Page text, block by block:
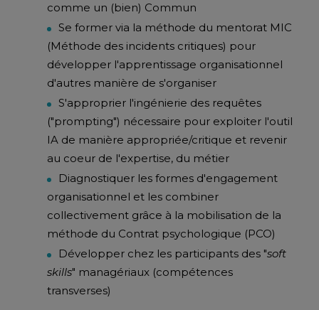
comme un (bien) Commun
Se former via la méthode du mentorat MIC
(Méthode des incidents critiques) pour
développer l'apprentissage organisationnel
d'autres manière de s'organiser
S'approprier l'ingénierie des requêtes
("prompting") nécessaire pour exploiter l'outil
IA de manière appropriée/critique et revenir
au coeur de l'expertise, du métier
Diagnostiquer les formes d'engagement
organisationnel et les combiner
collectivement grâce à la mobilisation de la
méthode du Contrat psychologique (PCO)
Développer chez les participants des "soft
skills" managériaux (compétences
transverses)